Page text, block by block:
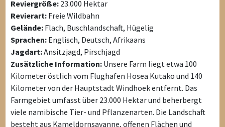
Reviergröße: 23.000 Hektar
Revierart: Freie Wildbahn
Gelände: Flach, Buschlandschaft, Hügelig
Sprachen: Englisch, Deutsch, Afrikaans
Jagdart:Ansitzjagd, Pirschjagd
Zusätzliche Information: Unsere Farm liegt etwa 100
Kilometer östlich vom Flughafen Hosea Kutako und 140
Kilometer von der Hauptstadt Windhoek entfernt. Das
Farmgebiet umfasst über 23.000 Hektar und beherbergt
viele namibische Tier- und Pflanzenarten. Die Landschaft
besteht aus Kameldornsavanne, offenen Flächen und